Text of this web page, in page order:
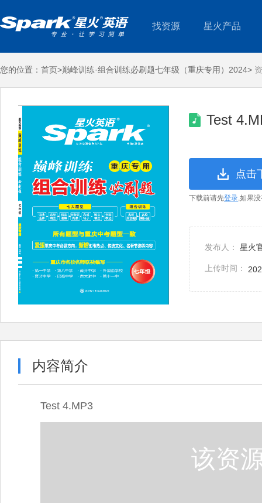
找资源 星火产品
您的位置： 首页>巅峰训练·组合训练必刷题七年级（重庆专用）2024>
Test
点击
下载前请先登录,如果
发布人： 星火
上传时间：
内容简介
Test 4.MP3
该资